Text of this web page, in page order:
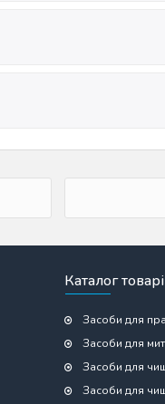
Каталог
Засоби для
Засоби для
Засоби для
Засоби для